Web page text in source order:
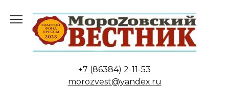
содержанию
+7 (86384) 2-11-53
morozvest@yandex.ru